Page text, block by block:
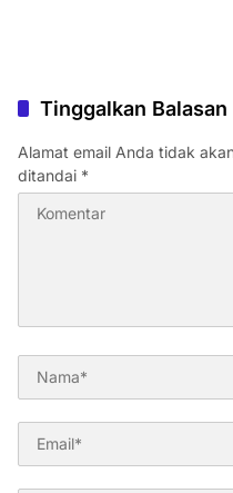
Tinggalkan Balasan
Alamat email Anda tidak
ditandai *